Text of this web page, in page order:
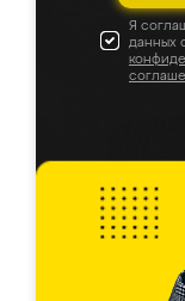
Я
данных